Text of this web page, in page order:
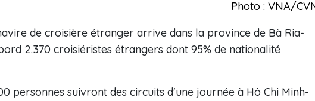
Photo : VNA/
de croisière étranger arrive dans la province de Bà Ria-
2.370 croisiéristes étrangers dont 95% de nationalité
personnes suivront des circuits d'une journée à Hô Chi Minh-